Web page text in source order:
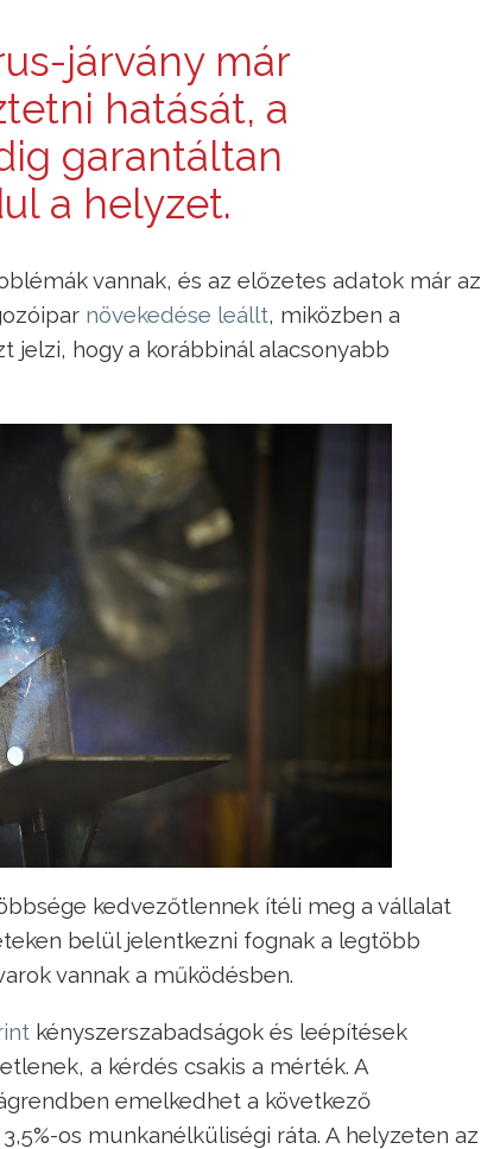
járvány már
hatását, a
garantáltan
a helyzet.
vannak, és az előzetes adatok már az
növekedése leállt, miközben a
jelzi, hogy a korábbinál alacsonyabb
kedvezőtlennek ítéli meg a vállalat
belül jelentkezni fognak a legtöbb
vannak a működésben.
kényszerszabadságok és leépítések
a kérdés csakis a mérték. A
emelkedhet a következő
os munkanélküliségi ráta. A helyzeten az